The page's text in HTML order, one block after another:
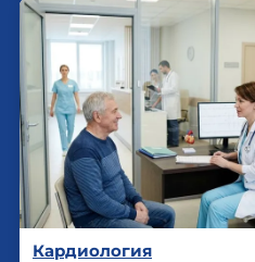
Кардиология